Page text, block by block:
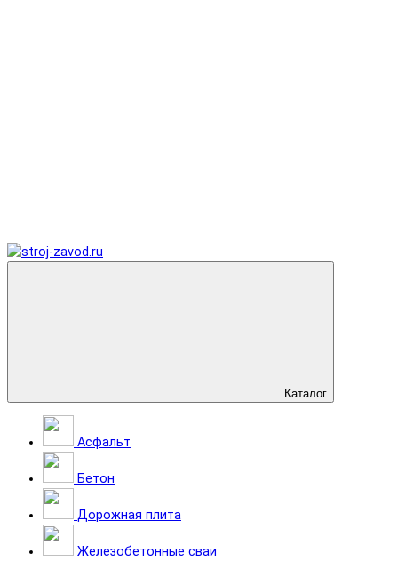
Каталог
Асфальт
Бетон
Дорожная плита
Железобетонные сваи